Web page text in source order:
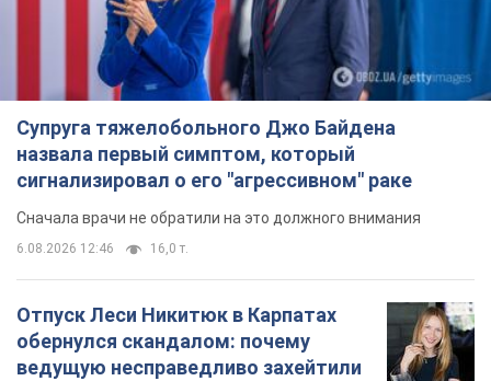
Супруга тяжелобольного Джо Байдена
назвала первый симптом, который
сигнализировал о его "агрессивном" раке
Сначала врачи не обратили на это должного внимания
6.08.2026 12:46 16,0 т.
Отпуск Леси Никитюк в Карпатах
обернулся скандалом: почему
ведущую несправедливо захейтили